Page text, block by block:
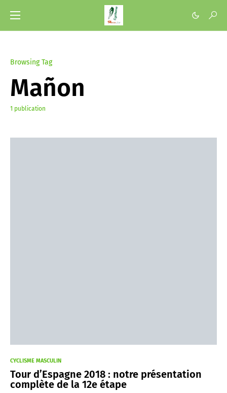
Browsing Tag
Mañon
1 publication
CYCLISME MASCULIN
Tour d’Espagne 2018 : notre présentation
complète de la 12e étape